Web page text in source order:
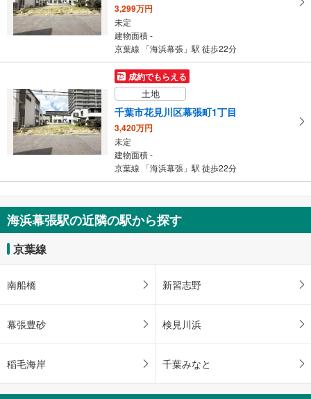
3,299万円
未定
建物面積 -
京葉線 「海浜幕張」駅 徒歩22分
成約でもらえる
土地
千葉市花見川区幕張町1丁目
3,420万円
未定
建物面積 -
京葉線 「海浜幕張」駅 徒歩22分
海浜幕張駅の近隣の駅から探す
京葉線
南船橋 新習志野
幕張豊砂 検見川浜
稲毛海岸 千葉みなと